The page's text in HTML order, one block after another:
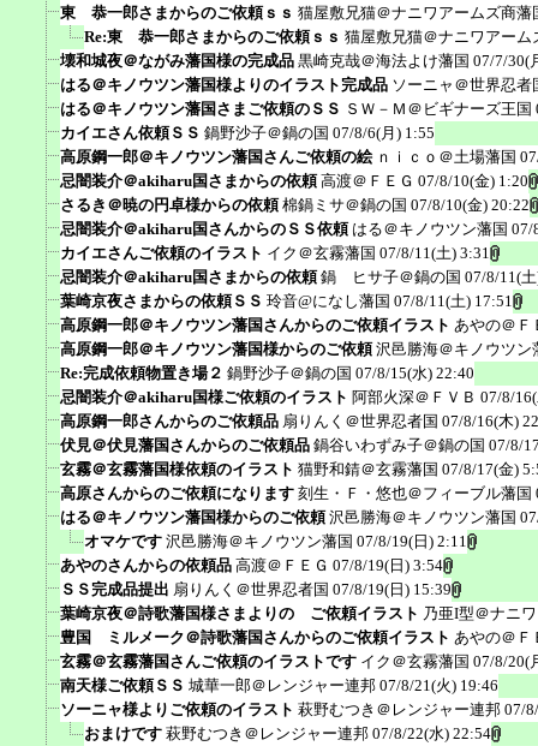
東 恭一郎さまからのご依頼ｓｓ 猫屋敷兄猫＠ナニワアームズ商藩
Re:東 恭一郎さまからのご依頼ｓｓ 猫屋敷兄猫＠ナニワアーム
壊和城夜＠ながみ藩国様の完成品 黒崎克哉＠海法よけ藩国 07/7/30(
はる＠キノウツン藩国様よりのイラスト完成品 ソーニャ＠世界忍者
はる＠キノウツン藩国さまご依頼のＳＳ ＳＷ－Ｍ＠ビギナーズ王国
カイエさん依頼ＳＳ 鍋野沙子＠鍋の国 07/8/6(月) 1:55
高原鋼一郎＠キノウツン藩国さんご依頼の絵 ｎｉｃｏ＠土場藩国
忌闇装介＠akiharu国さまからの依頼 高渡＠ＦＥＧ 07/8/10(金) 1:20
さるき＠暁の円卓様からの依頼 棉鍋ミサ＠鍋の国 07/8/10(金) 20:22
忌闇装介＠akiharu国さんからのＳＳ依頼 はる＠キノウツン藩国 07/
カイエさんご依頼のイラスト イク＠玄霧藩国 07/8/11(土) 3:31
忌闇装介＠akiharu国さまからの依頼 鍋 ヒサ子＠鍋の国 07/8/11(
葉崎京夜さまからの依頼ＳＳ 玲音@になし藩国 07/8/11(土) 17:51
高原鋼一郎＠キノウツン藩国さんからのご依頼イラスト あやの＠Ｆ
高原鋼一郎＠キノウツン藩国様からのご依頼 沢邑勝海＠キノウツン
Re:完成依頼物置き場２ 鍋野沙子＠鍋の国 07/8/15(水) 22:40
忌闇装介＠akiharu国様ご依頼のイラスト 阿部火深＠ＦＶＢ 07/8/
高原鋼一郎さんからのご依頼品 扇りんく＠世界忍者国 07/8/16(木)
伏見＠伏見藩国さんからのご依頼品 鍋谷いわずみ子＠鍋の国 07/8/
玄霧＠玄霧藩国様依頼のイラスト 猫野和錆＠玄霧藩国 07/8/17(金)
高原さんからのご依頼になります 刻生・Ｆ・悠也＠フィーブル藩国
はる＠キノウツン藩国様からのご依頼 沢邑勝海＠キノウツン藩国
オマケです 沢邑勝海＠キノウツン藩国 07/8/19(日) 2:11
あやのさんからの依頼品 高渡＠ＦＥＧ 07/8/19(日) 3:54
ＳＳ完成品提出 扇りんく＠世界忍者国 07/8/19(日) 15:39
葉崎京夜＠詩歌藩国様さまよりの ご依頼イラスト 乃亜I型＠ナニ
豊国 ミルメーク＠詩歌藩国さんからのご依頼イラスト あやの＠Ｆ
玄霧＠玄霧藩国さんご依頼のイラストです イク＠玄霧藩国 07/8/20(
南天様ご依頼ＳＳ 城華一郎＠レンジャー連邦 07/8/21(火) 19:46
ソーニャ様よりご依頼のイラスト 萩野むつき＠レンジャー連邦 07/
おまけです 萩野むつき＠レンジャー連邦 07/8/22(水) 22:54